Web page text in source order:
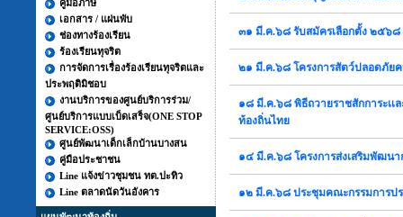
คู่มือภาษี
เอกสาร / แผ่นพับ
ช่องทางร้องเรียน
ร้องเรียนทุจริต
การจัดการเรื่องร้องเรียนทุจริตและ
ประพฤติมิชอบ
งานบริการของศูนย์บริการร่วม/
ศูนย์บริการแบบเบ็ดเสร็จ(ONE STOP
SERVICE:OSS)
ศูนย์พัฒนาเด็กเล็กบ้านบางสน
คู่มือประชาชน
Line แจ้งข่าวชุมชน ทต.ปะทิว
Line ตลาดนัดวันอังคาร
๓๑ มี.ค.๖๘ รับสมัครเลือกตั้ง ๒๕๖๘
๒๑ มี.ค.๖๘ โครงการสัตว์ปลอดภัย
๑๘ มี.ค.๖๘ พิธีถวายราชสักการะเเ
ท้องถิ่นไทย
๑๔ มี.ค.๖๘ โครงการส่งเสริมพัฒนา
๑๒ มี.ค.๖๘ ประชุมคณะกรรมการ